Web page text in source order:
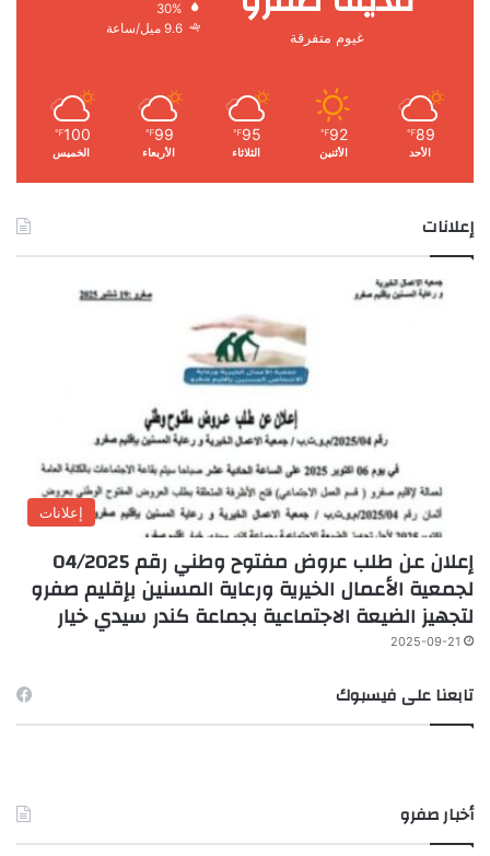
غيوم متفرقة
30%
9.6 ميل/ساعة
89
℉
الأحد
92
℉
الأثنين
95
℉
الثلاثاء
99
℉
الأربعاء
100
℉
الخميس
إعلانات
إعلانات
إعلان عن طلب عروض مفتوح وطني رقم 04/2025
لجمعية الأعمال الخيرية ورعاية المسنين بإقليم صفرو
لتجهيز الضيعة الاجتماعية بجماعة كندر سيدي خيار
2025-09-21
تابعنا على فيسبوك
أخبار صفرو